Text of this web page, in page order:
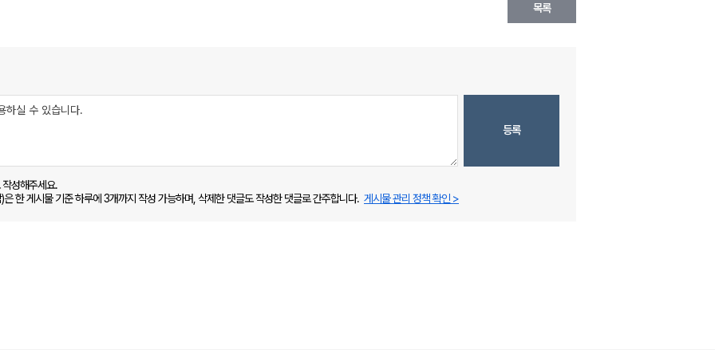
목록
등록
성해주세요.
은 한 게시물 기준 하루에 3개까지 작성 가능하며, 삭제한 댓글도 작성한 댓글로 간주합니다. 게시물 관리 정책 확인 >